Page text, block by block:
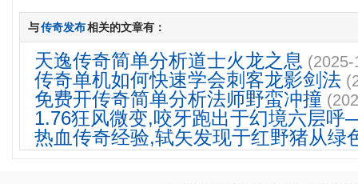
与传奇发布相关的文章有：
天逸传奇简单分析道士火龙之息
传奇单机如何快速学会刺客龙影剑法
免费开传奇简单分析法师野蛮冲撞
1.76狂风微变,咬牙跑出于幻境六层
热血传奇经验,轼矢发现于红野猪从绿